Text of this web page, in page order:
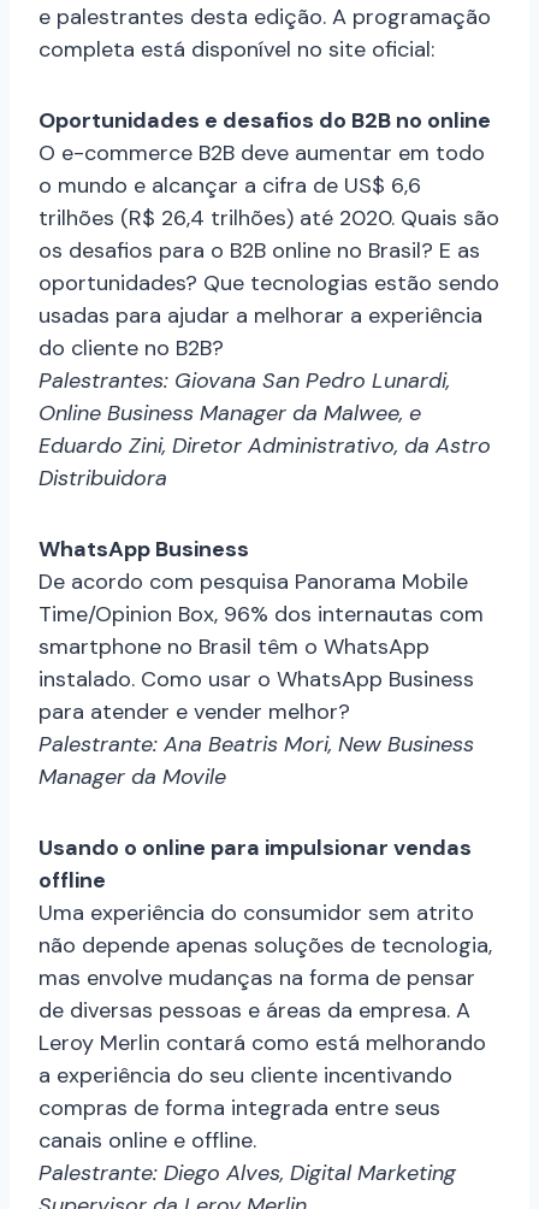
e palestrantes desta edição. A programação
completa está disponível no site oficial:
Oportunidades e desafios do B2B no online
O e-commerce B2B deve aumentar em todo
o mundo e alcançar a cifra de US$ 6,6
trilhões (R$ 26,4 trilhões) até 2020. Quais são
os desafios para o B2B online no Brasil? E as
oportunidades? Que tecnologias estão sendo
usadas para ajudar a melhorar a experiência
do cliente no B2B?
Palestrantes: Giovana San Pedro Lunardi,
Online Business Manager da Malwee, e
Eduardo Zini, Diretor Administrativo, da Astro
Distribuidora
WhatsApp Business
De acordo com pesquisa Panorama Mobile
Time/Opinion Box, 96% dos internautas com
smartphone no Brasil têm o WhatsApp
instalado. Como usar o WhatsApp Business
para atender e vender melhor?
Palestrante: Ana Beatris Mori, New Business
Manager da Movile
Usando o online para impulsionar vendas
offline
Uma experiência do consumidor sem atrito
não depende apenas soluções de tecnologia,
mas envolve mudanças na forma de pensar
de diversas pessoas e áreas da empresa. A
Leroy Merlin contará como está melhorando
a experiência do seu cliente incentivando
compras de forma integrada entre seus
canais online e offline.
Palestrante: Diego Alves, Digital Marketing